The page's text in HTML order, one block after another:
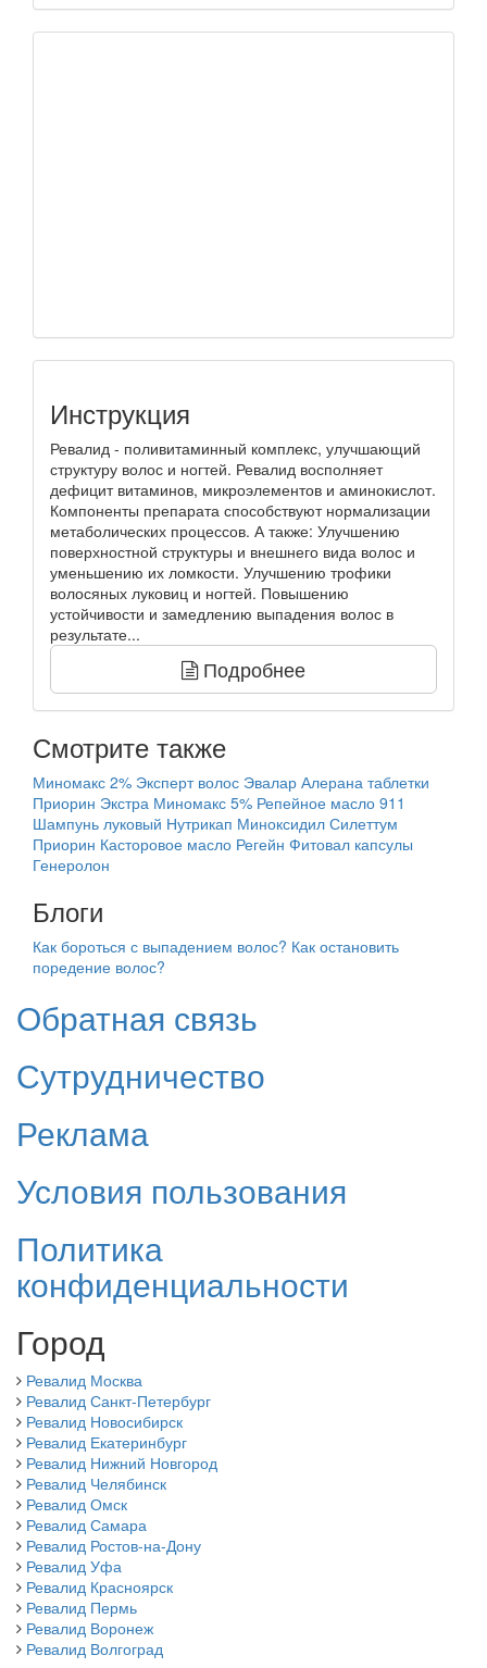
Инструкция
Ревалид - поливитаминный комплекс, улучшающий
структуру волос и ногтей. Ревалид восполняет
дефицит витаминов, микроэлементов и аминокислот.
Компоненты препарата способствуют нормализации
метаболических процессов. А также: Улучшению
поверхностной структуры и внешнего вида волос и
уменьшению их ломкости. Улучшению трофики
волосяных луковиц и ногтей. Повышению
устойчивости и замедлению выпадения волос в
результате...
Подробнее
Смотрите также
Миномакс 2% Эксперт волос Эвалар Алерана таблетки
Приорин Экстра Миномакс 5% Репейное масло 911
Шампунь луковый Нутрикап Миноксидил Силеттум
Приорин Касторовое масло Регейн Фитовал капсулы
Генеролон
Блоги
Как бороться с выпадением волос? Как остановить
поредение волос?
Обратная связь
Сутрудничество
Реклама
Условия пользования
Политика
конфиденциальности
Город
Ревалид Москва
Ревалид Санкт-Петербург
Ревалид Новосибирск
Ревалид Екатеринбург
Ревалид Нижний Новгород
Ревалид Челябинск
Ревалид Омск
Ревалид Самара
Ревалид Ростов-на-Дону
Ревалид Уфа
Ревалид Красноярск
Ревалид Пермь
Ревалид Воронеж
Ревалид Волгоград